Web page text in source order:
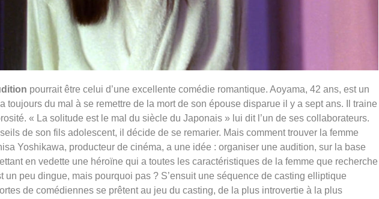
pourrait être celui d’une excellente comédie romantique. Aoyama, 42 ans, est un
toujours du mal à se remettre de la mort de son épouse disparue il y a sept ans. Il traine
« La solitude est le mal du siècle du Japonais » lui dit l’un de ses collaborateurs.
de son fils adolescent, il décide de se remarier. Mais comment trouver la femme
Yoshikawa, producteur de cinéma, a une idée : organiser une audition, sur la base
en vedette une héroïne qui a toutes les caractéristiques de la femme que recherche
un peu dingue, mais pourquoi pas ? S’ensuit une séquence de casting elliptique
de comédiennes se prêtent au jeu du casting, de la plus introvertie à la plus